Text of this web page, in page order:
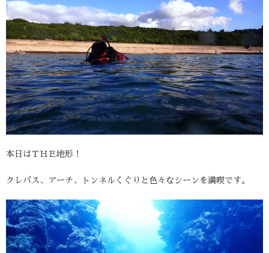
本日はＴＨＥ地形！
クレパス、アーチ、トンネルくぐりと色々なシーンを満喫です。